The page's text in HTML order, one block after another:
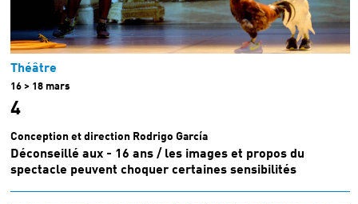
Théâtre
16 > 18 mars
4
Conception et direction Rodrigo García
Déconseillé aux - 16 ans / les images et propos du
spectacle peuvent choquer certaines sensibilités